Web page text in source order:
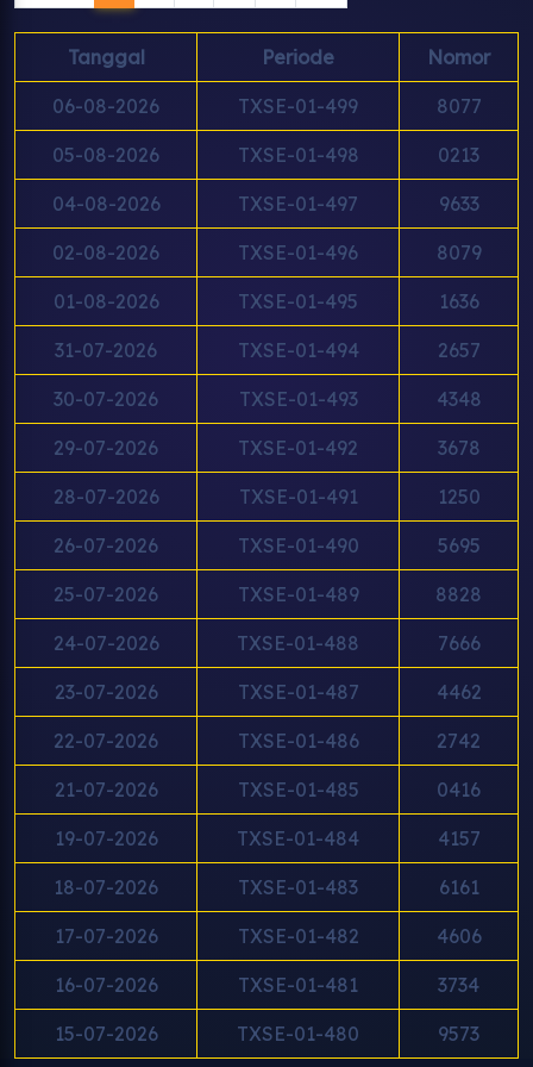
Tanggal Periode Nomor
06-08-2026 TXSE-01-499 8077
05-08-2026 TXSE-01-498 0213
04-08-2026 TXSE-01-497 9633
02-08-2026 TXSE-01-496 8079
01-08-2026 TXSE-01-495 1636
31-07-2026 TXSE-01-494 2657
30-07-2026 TXSE-01-493 4348
29-07-2026 TXSE-01-492 3678
28-07-2026 TXSE-01-491 1250
26-07-2026 TXSE-01-490 5695
25-07-2026 TXSE-01-489 8828
24-07-2026 TXSE-01-488 7666
23-07-2026 TXSE-01-487 4462
22-07-2026 TXSE-01-486 2742
21-07-2026 TXSE-01-485 0416
19-07-2026 TXSE-01-484 4157
18-07-2026 TXSE-01-483 6161
17-07-2026 TXSE-01-482 4606
16-07-2026 TXSE-01-481 3734
15-07-2026 TXSE-01-480 9573